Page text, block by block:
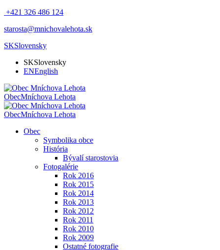
+421 326 486 124
starosta@mnichovalehota.sk
SKSlovensky
SKSlovensky
ENEnglish
ObecMníchova Lehota
ObecMníchova Lehota
Obec
Symbolika obce
História
Bývalí starostovia
Fotogalérie
Rok 2016
Rok 2015
Rok 2014
Rok 2013
Rok 2012
Rok 2011
Rok 2010
Rok 2009
Ostatné fotografie